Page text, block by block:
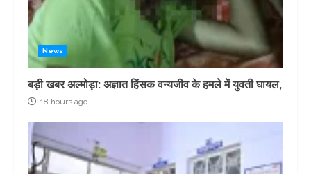
News
बड़ी खबर अल्मोड़ा: अज्ञात हिंसक वन्यजीव के हमले में युवती घायल,
18 hours ago